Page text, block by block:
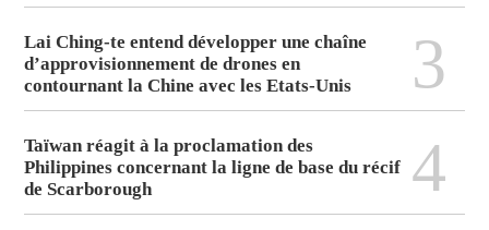
Lai Ching-te entend développer une chaîne
d’approvisionnement de drones en
contournant la Chine avec les Etats-Unis
3
Taïwan réagit à la proclamation des
Philippines concernant la ligne de base du récif
de Scarborough
4